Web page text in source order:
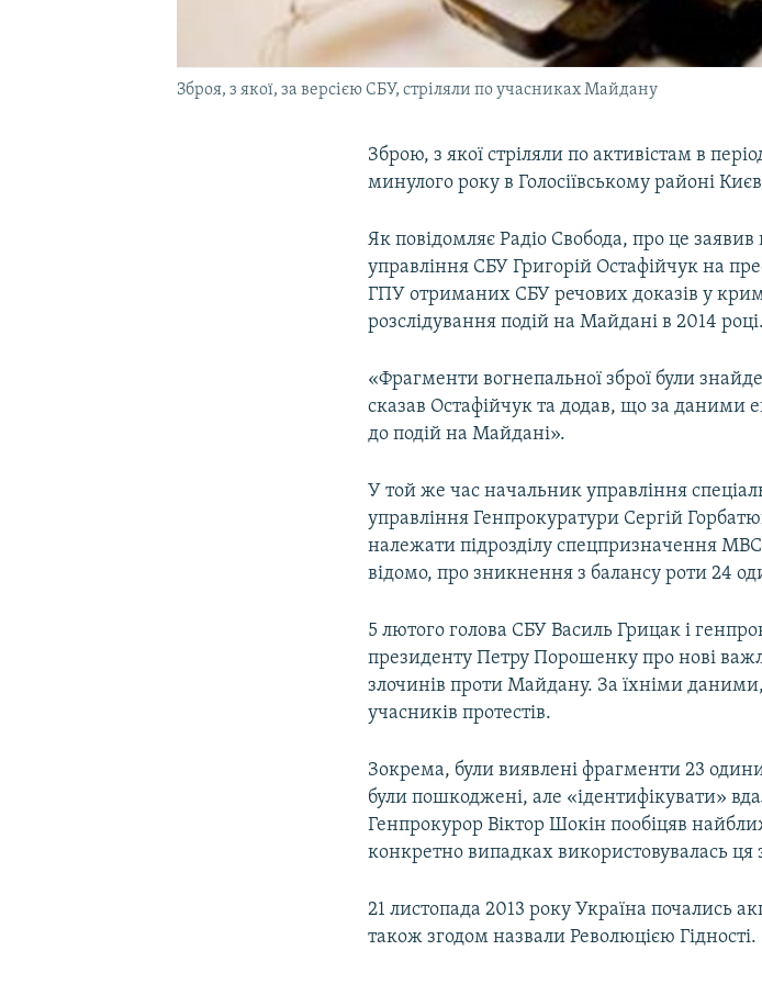
Зброя, з якої, за версією СБУ, стріляли по учасниках Майдану
Зброю, з якої стріляли по активістам в
минулого року в Голосіївському районі
Як повідомляє Радіо Свобода, про це заявив
управління СБУ Григорій Остафійчук на
ГПУ отриманих СБУ речових доказів у
розслідування подій на Майдані в 2014 році.
«Фрагменти вогнепальної зброї були
сказав Остафійчук та додав, що за даними
до подій на Майдані».
У той же час начальник управління
управління Генпрокуратури Сергій
належати підрозділу спецпризначення
відомо, про зникнення з балансу роти 24
5 лютого голова СБУ Василь Грицак і
президенту Петру Порошенку про нові
злочинів проти Майдану. За їхніми
учасників протестів.
Зокрема, були виявлені фрагменти 23
були пошкоджені, але «ідентифікувати»
Генпрокурор Віктор Шокін пообіцяв
конкретно випадках використовувалась ця
21 листопада 2013 року Україна почались
також згодом назвали Революцією Гідності.